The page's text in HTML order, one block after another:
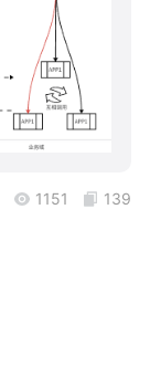
1151 139